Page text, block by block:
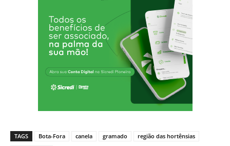
TAGS Bota-Fora canela gramado
região das hortênsias